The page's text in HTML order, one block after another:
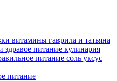
витамины гаврила и татьяна
здравое питание кулинария
питание соль уксус
питание